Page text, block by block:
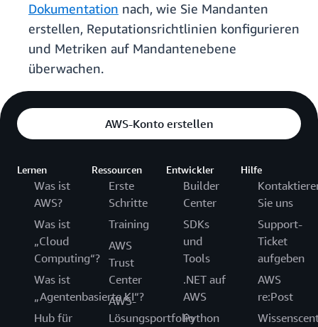
Dokumentation nach, wie Sie Mandanten
erstellen, Reputationsrichtlinien konfigurieren
und Metriken auf Mandantenebene
überwachen.
AWS-Konto erstellen
Lernen
Was ist
AWS?
Was ist
„Cloud
Computing“?
Was ist
„Agentenbasierte KI“?
Hub für
Ressourcen
Erste
Schritte
Training
AWS
Trust
Center
AWS-
Lösungsportfolio
Entwickler
Builder
Center
SDKs
und
Tools
.NET auf
AWS
Python
Hilfe
Sie uns
Support-
Ticket
aufgeben
AWS
re:Post